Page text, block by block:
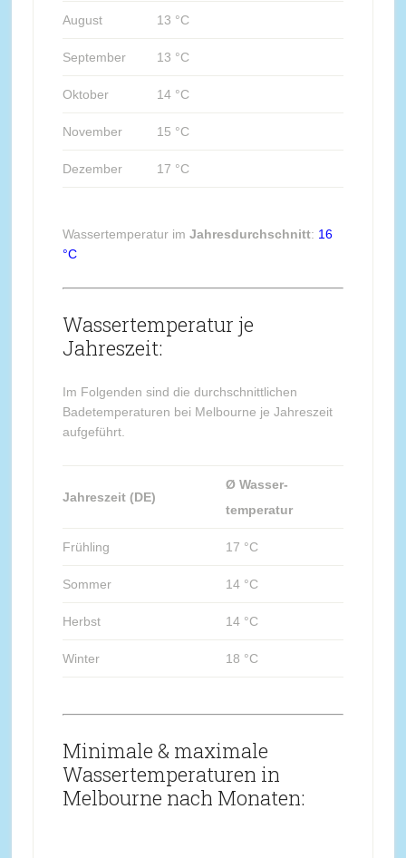
August 13 °C
September 13 °C
Oktober 14 °C
November 15 °C
Dezember 17 °C
Wassertemperatur im Jahresdurchschnitt: 16
°C
Wassertemperatur je
Jahreszeit:
Im Folgenden sind die durchschnittlichen
Badetemperaturen bei Melbourne je Jahreszeit
aufgeführt.
Jahreszeit (DE)
Ø Wasser-
temperatur
Frühling 17 °C
Sommer 14 °C
Herbst 14 °C
Winter 18 °C
Minimale & maximale
Wassertemperaturen in
Melbourne nach Monaten: